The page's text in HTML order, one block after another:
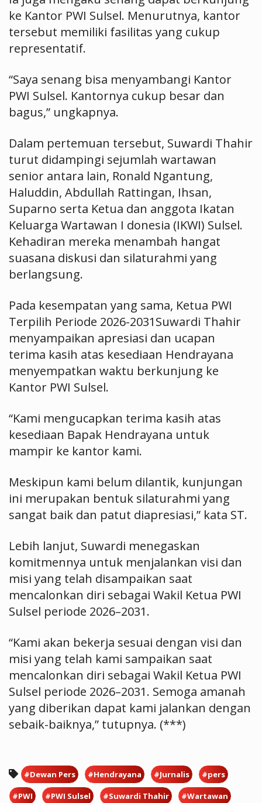
ke Kantor PWI Sulsel. Menurutnya, kantor
tersebut memiliki fasilitas yang cukup
representatif.
“Saya senang bisa menyambangi Kantor
PWI Sulsel. Kantornya cukup besar dan
bagus,” ungkapnya.
Dalam pertemuan tersebut, Suwardi Thahir
turut didampingi sejumlah wartawan
senior antara lain, Ronald Ngantung,
Haluddin, Abdullah Rattingan, Ihsan,
Suparno serta Ketua dan anggota Ikatan
Keluarga Wartawan I donesia (IKWI) Sulsel.
Kehadiran mereka menambah hangat
suasana diskusi dan silaturahmi yang
berlangsung.
Pada kesempatan yang sama, Ketua PWI
Terpilih Periode 2026-2031Suwardi Thahir
menyampaikan apresiasi dan ucapan
terima kasih atas kesediaan Hendrayana
menyempatkan waktu berkunjung ke
Kantor PWI Sulsel.
“Kami mengucapkan terima kasih atas
kesediaan Bapak Hendrayana untuk
mampir ke kantor kami.
Meskipun kami belum dilantik, kunjungan
ini merupakan bentuk silaturahmi yang
sangat baik dan patut diapresiasi,” kata ST.
Lebih lanjut, Suwardi menegaskan
komitmennya untuk menjalankan visi dan
misi yang telah disampaikan saat
mencalonkan diri sebagai Wakil Ketua PWI
Sulsel periode 2026–2031.
“Kami akan bekerja sesuai dengan visi dan
misi yang telah kami sampaikan saat
mencalonkan diri sebagai Wakil Ketua PWI
Sulsel periode 2026–2031. Semoga amanah
yang diberikan dapat kami jalankan dengan
sebaik-baiknya,” tutupnya. (***)
#Dewan Pers #Hendrayana #Jurnalis #pers
#PWI #PWI Sulsel #Suwardi Thahir #Wartawan